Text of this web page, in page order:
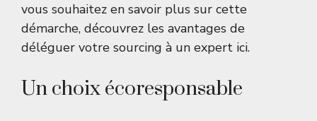
vous souhaitez en savoir plus sur cette
démarche, découvrez les avantages de
déléguer votre sourcing à un expert ici.
Un choix écoresponsable